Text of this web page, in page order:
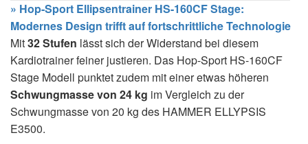
» Hop-Sport Ellipsentrainer HS-160CF Stage:
Modernes Design trifft auf fortschrittliche Technologie
Mit32 Stufen lässt sich der Widerstand bei diesem
Kardiotrainer feiner justieren. Das Hop-Sport HS-160CF
Stage Modell punktet zudem mit einer etwas höheren
Schwungmasse von 24 kg im Vergleich zu der
Schwungmasse von 20 kg des HAMMER ELLYPSIS
E3500.